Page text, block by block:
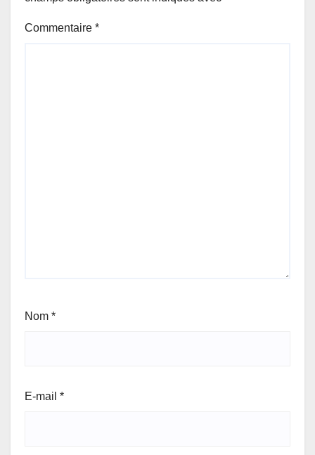
Commentaire *
Nom *
E-mail *